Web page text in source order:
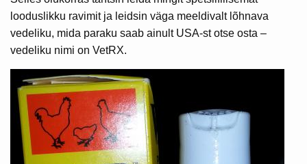
looduslikku ravimit ja leidsin väga meeldivalt lõhnava
vedeliku, mida paraku saab ainult USA-st otse osta –
vedeliku nimi on VetRX.